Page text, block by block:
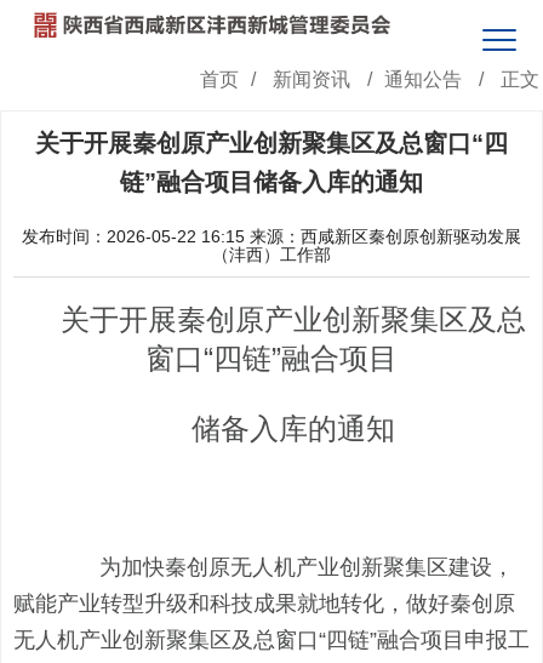
首页 / 新闻资讯 / 通知公告 / 正文
关于开展秦创原产业创新聚集区及总窗口“四
链”融合项目储备入库的通知
发布时间：2026-05-22 16:15 来源：西咸新区秦创原创新驱动发展
（沣西）工作部
关于开展秦创原产业创新聚集区及总
窗口“四链”融合项目
储备入库的通知
为加快秦创原无人机产业创新聚集区建设，
赋能产业转型升级和科技成果就地转化，做好秦创原
无人机产业创新聚集区及总窗口“四链”融合项目申报工